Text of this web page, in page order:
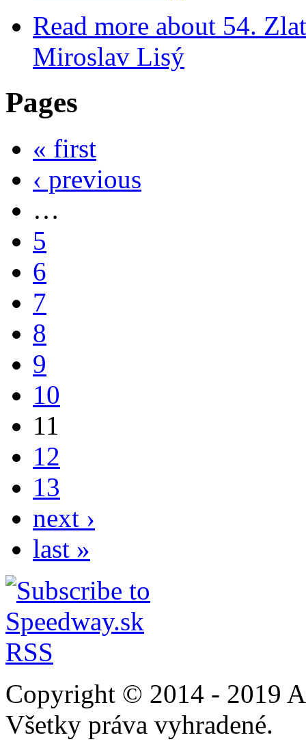
Read more about 54.
Miroslav Lisý
Pages
« first
‹ previous
…
5
6
7
8
9
10
11
12
13
next ›
last »
Copyright © 2014 - 2019
Všetky práva vyhradené.